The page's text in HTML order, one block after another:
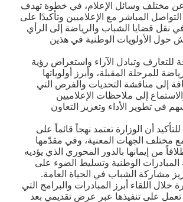
مختلف وسائل الإعلام، في خطوة تهدف
المباشر مع الإعلاميين وتأكيدًا على
نقل قضايا الشباب والرياضة إلى الرأي
حول الأولويات الوطنية في هذين
للتعارف وتبادل الآراء واستعراض رؤية
للمرحلة المقبلة، وأبرز أولوياتها
إلى مناقشة التحديات والفرص التي
إلى ملاحظات الإعلاميين
في تطوير الأداء وتعزيز التعاون
أن الوزارة تعتمد نهجاً قائماً على
مع مختلف الجهات المعنية، وفي مقدّمها
من إيمانها بالدور المحوري الذي يؤديه
المبادرات الوطنية وتسليط الضوء على
مشاركة الشباب في الحياة العامة.
اللقاء أبرز المبادرات والبرامج التي
تعمل على تنفيذها عبر عرض تقديمي بعد